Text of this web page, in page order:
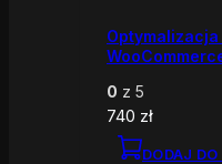
0 z 5
740 zł
DODAJ